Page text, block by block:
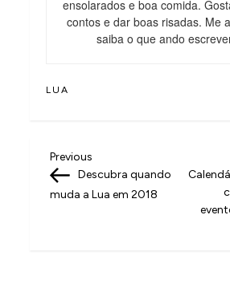
ensolarados e boa comida.
contos e dar boas risadas. Me
saiba o que ando
LUA
N
a
Previous
Post
Previous
Descubra quando
muda a Lua em 2018